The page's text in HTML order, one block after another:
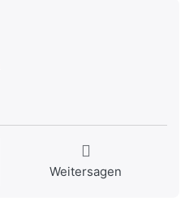
Weitersagen